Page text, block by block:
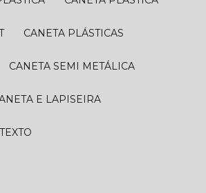
CANETA PLÁSTICAS
CANETA SEMI METÁLICA
E LAPISEIRA